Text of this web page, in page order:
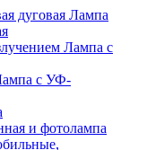
Лампа
Лампа с
с УФ-
и фотолампа